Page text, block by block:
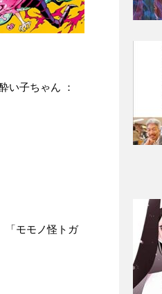
い子ちゃん ：
「モモノ怪トガ